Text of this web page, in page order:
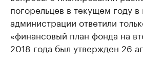
погорельцев в текущем году
администрации ответили
«финансовый план фонда на
2018 года был утвержден 26